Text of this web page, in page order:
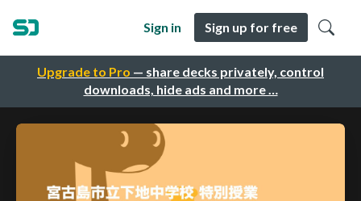
Upgrade to Pro — share decks privately, control
downloads, hide ads and more …
Sign in Sign up for free